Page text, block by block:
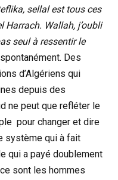
sellal est tous ces
Harrach. Wallah, j’oubli
seul à ressentir le
Des
d’Algériens qui
depuis des
ne peut que refléter le
pour changer et dire
système qui à fait
qui a payé doublement
sont les hommes